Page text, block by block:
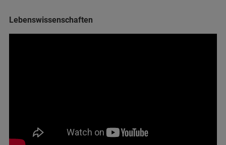
Lebenswissenschaften